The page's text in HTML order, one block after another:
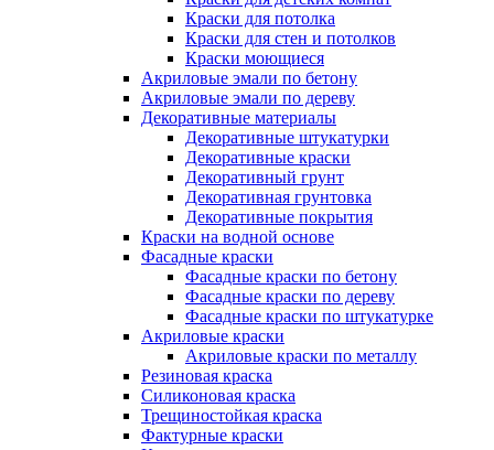
Краски для потолка
Краски для стен и потолков
Краски моющиеся
Акриловые эмали по бетону
Акриловые эмали по дереву
Декоративные материалы
Декоративные штукатурки
Декоративные краски
Декоративный грунт
Декоративная грунтовка
Декоративные покрытия
Краски на водной основе
Фасадные краски
Фасадные краски по бетону
Фасадные краски по дереву
Фасадные краски по штукатурке
Акриловые краски
Акриловые краски по металлу
Резиновая краска
Силиконовая краска
Трещиностойкая краска
Фактурные краски